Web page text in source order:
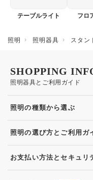
テーブルライト フロ
照明 照明器具 スタン
照明器具とご利用ガイド
SHOPPING
照明の種類から選ぶ
照明の選び方とご利用ガ
お支払い方法とセキュリ